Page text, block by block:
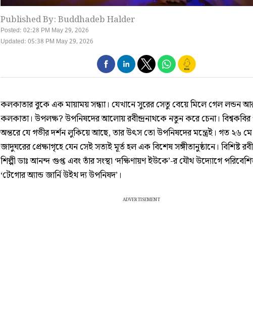
Published By: Buddhadeb Halder
Posted: 02:28 PM May 29, 2026
Updated: 05:38 PM May 29, 2026
কলকাতার বুকে এক মায়াময় সন্ধ্যা। যেখানে সুরের সেতু বেয়ে মিলে গেল লন্ডন
কলকাতা। উপলক্ষ? উপনিষদের আলোয় রবীন্দ্রনাথকে নতুন করে চেনা। বিশ্বকবির
অন্তরে যে গভীর দর্শন লুকিয়ে আছে, তার উৎস তো উপনিষদের মন্ত্রেই। গত ২৬
জাদুঘরের প্রেক্ষাগৃহে যেন সেই সত্যই মূর্ত হল এক বিশেষ সঙ্গীতানুষ্ঠানে। বিশিষ্ট
শিল্পী ডাঃ আনন্দ গুপ্ত এবং তাঁর সংস্থা ‘দক্ষিণায়ণ ইউকে’-র যৌথ উদ্যোগে
‘টেগোর অ্যান্ড জার্নি উইথ দ্য উপনিষদ’।
ADVERTISEMENT